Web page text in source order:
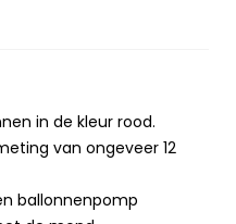
in de kleur rood.
van ongeveer 12
ballonnenpomp